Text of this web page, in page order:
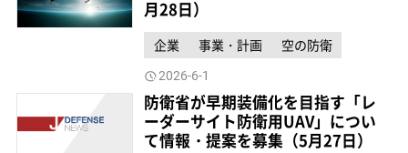
月28日）
企業 事業・計画 空の防衛
2026-6-1
防衛省が早期装備化を目指す「レ
ーダーサイト防衛用UAV」につい
て情報・提案を募集（5月27日）